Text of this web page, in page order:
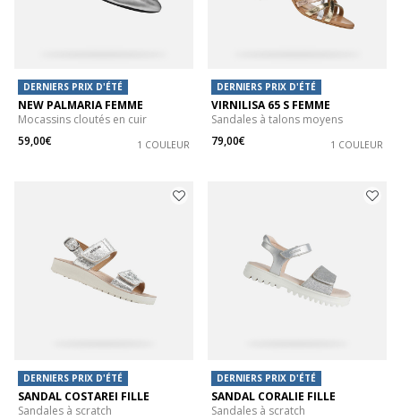
DERNIERS PRIX D'ÉTÉ
NEW PALMARIA FEMME
Mocassins cloutés en cuir
59,00€
1 COULEUR
DERNIERS PRIX D'ÉTÉ
VIRNILISA 65 S FEMME
Sandales à talons moyens
79,00€
1 COULEUR
DERNIERS PRIX D'ÉTÉ
SANDAL COSTAREI FILLE
Sandales à scratch
DERNIERS PRIX D'ÉTÉ
SANDAL CORALIE FILLE
Sandales à scratch